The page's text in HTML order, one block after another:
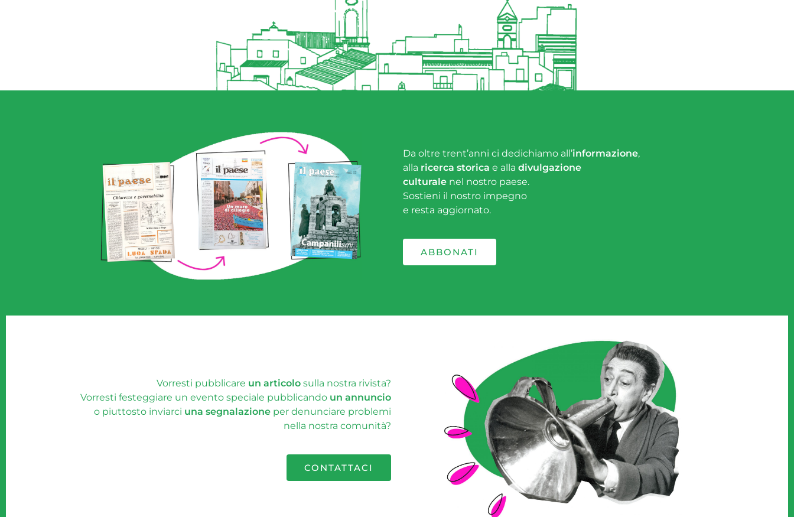
Da oltre trent’anni ci dedichiamo all’informazione,
alla ricerca storica e alla divulgazione
culturale nel nostro paese.
Sostieni il nostro impegno
e resta aggiornato.
ABBONATI
Vorresti pubblicare un articolo sulla nostra rivista?
Vorresti festeggiare un evento speciale pubblicando un annuncio
o piuttosto inviarci una segnalazione per denunciare problemi
nella nostra comunità?
CONTATTACI